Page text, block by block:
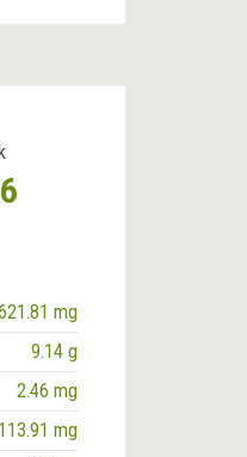
mg
9.14 g
2.46 mg
113.91 mg